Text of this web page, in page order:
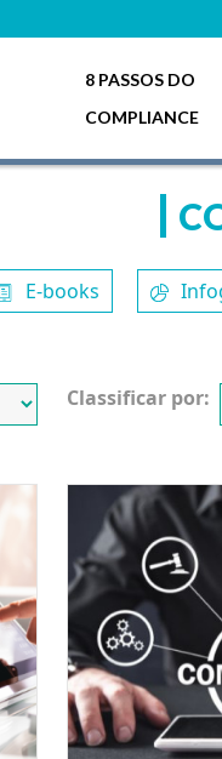
8 PASSOS DO
COMPLIANCE
E-books
Classificar por: